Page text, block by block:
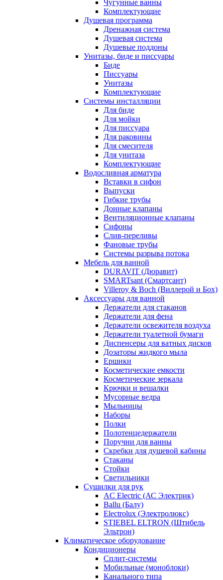
Чугунные ванны
Комплектующие
Душевая программа
Дренажная система
Душевая система
Душевые поддоны
Унитазы, биде и писсуары
Биде
Писсуары
Унитазы
Комплектующие
Системы инсталляции
Для биде
Для мойки
Для писсуара
Для раковины
Для смесителя
Для унитаза
Комплектующие
Водосливная арматура
Вставки в сифон
Выпуски
Гибкие трубы
Донные клапаны
Вентиляционные клапаны
Сифоны
Слив-переливы
Фановые трубы
Системы разрыва потока
Мебель для ванной
DURAVIT (Дюравит)
SMARTsant (Смартсант)
Villeroy & Boch (Виллерой и Бох)
Аксессуары для ванной
Держатели для стаканов
Держатели для фена
Держатели освежителя воздуха
Держатели туалетной бумаги
Диспенсеры для ватных дисков
Дозаторы жидкого мыла
Ершики
Косметические емкости
Косметические зеркала
Крючки и вешалки
Мусорные ведра
Мыльницы
Наборы
Полки
Полотенцедержатели
Поручни для ванны
Скребки для душевой кабины
Стаканы
Стойки
Светильники
Сушилки для рук
AC Electric (АС Электрик)
Ballu (Балу)
Electrolux (Электролюкс)
STIEBEL ELTRON (Штибель
Эльтрон)
Климатическое оборудование
Кондиционеры
Сплит-системы
Мобильные (моноблоки)
Канального типа